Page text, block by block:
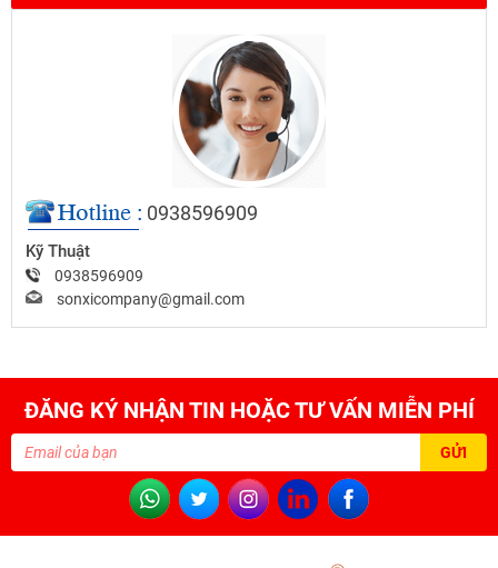
0938596909
Kỹ Thuật
0938596909
sonxicompany@gmail.com
ĐĂNG KÝ NHẬN TIN HOẶC TƯ VẤN MIỄN PHÍ